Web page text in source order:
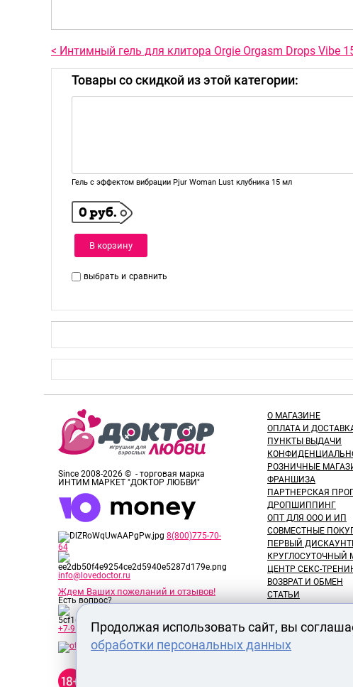
< Интимный гель для клитора Orgie Orgasm Drops Vibe
Товары со скидкой из этой категории:
Гель с эффектом вибрации Pjur Woman Lust клубника 15 мл
0 руб.
В корзину
выбрать и сравнить
Since 2008-2026 © - торговая марка
ИНТИМ МАРКЕТ "ДОКТОР ЛЮБВИ"
8(800)775-70-
64
info@lovedoctor.ru
Ждем Ваших пожеланий и отзывов!
Есть вопрос?
+7-913-917-89-65
О МАГАЗИНЕ
ОПЛАТА И
ПУНКТЫ ВЫДАЧИ
РОЗНИЧНЫЕ
ФРАНШИЗА
ПАРТНЕРСКАЯ
ДРОПШИППИНГ
ОПТ ДЛЯ ООО И ИП
СОВМЕСТНЫЕ
ПЕРВЫЙ
КРУГЛОСУТОЧНЫЙ
ЦЕНТР СЕКС-
ВОЗВРАТ И ОБМЕН
СТАТЬИ
ОБЗОРЫ ТОВАРОВ
ВАКАНСИИ
Продолжая использовать сайт, вы
обработки персональных данных